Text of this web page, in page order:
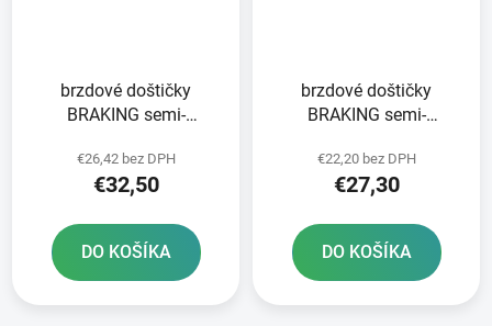
brzdové doštičky
BRAKING semi-
ks v balení
€26,42 bez DPH
€32,50
DO KOŠÍKA
brzdové doštičky
BRAKING semi-
ks v balení
€22,20 bez DPH
€27,30
DO KOŠÍKA